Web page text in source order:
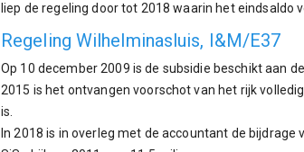
liep de regeling door tot 2018 waarin het eindsaldo
Regeling Wilhelminasluis, I&M/E37
Op 10 december 2009 is de subsidie beschikt aan
2015 is het ontvangen voorschot van het rijk
is.
In 2018 is in overleg met de accountant de